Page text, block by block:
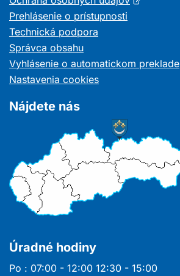
okne
Prehlásenie o prístupnosti
Technická podpora
Správca obsahu
Vyhlásenie o automatickom preklade
Nastavenia cookies
Nájdete nás
Úradné hodiny
Po : 07:00 - 12:00 12:30 - 15:00